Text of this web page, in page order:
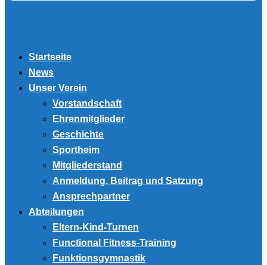
Startseite
News
Unser Verein
Vorstandschaft
Ehrenmitglieder
Geschichte
Sportheim
Mitgliederstand
Anmeldung, Beitrag und Satzung
Ansprechpartner
Abteilungen
Eltern-Kind-Turnen
Functional Fitness-Training
Funktionsgymnastik